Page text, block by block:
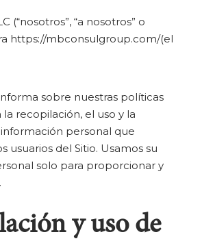
(“nosotros”, “a nosotros” o
https://mbconsulgroup.com/(el
sobre nuestras políticas
recopilación, el uso y la
personal que
usuarios del Sitio. Usamos su
solo para proporcionar y
y uso de